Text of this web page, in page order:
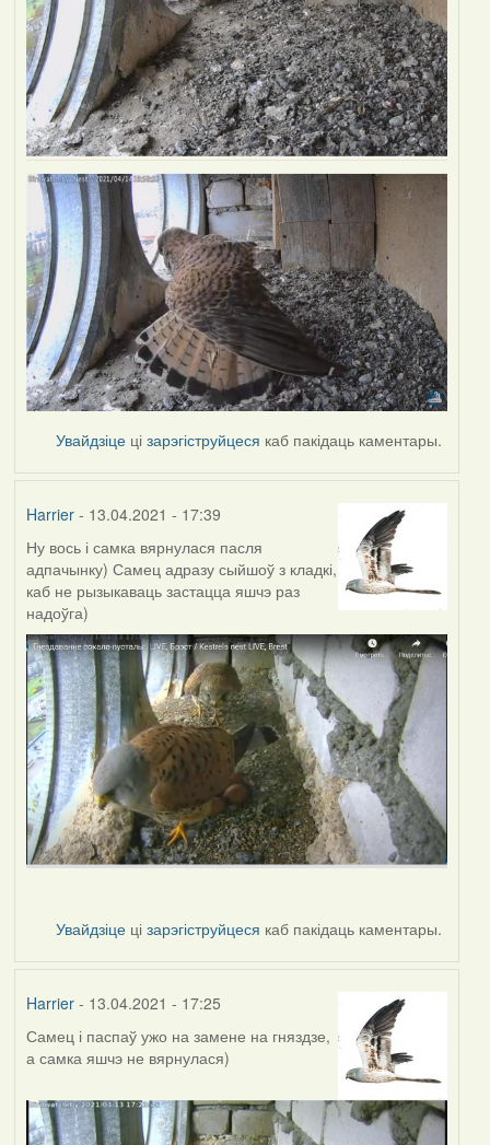
Увайдзіце цізарэгіструйцеся каб пакідаць каментары.
Harrier- 13.04.2021 - 17:39
Ну вось і самка вярнулася пасля
адпачынку) Самец адразу сыйшоў з кладкі,
каб не рызыкаваць застацца яшчэ раз
надоўга)
Увайдзіце цізарэгіструйцеся каб пакідаць каментары.
Harrier- 13.04.2021 - 17:25
Самец і паспаў ужо на замене на гняздзе,
а самка яшчэ не вярнулася)